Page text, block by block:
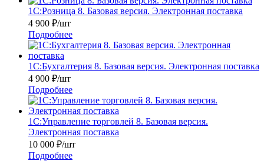
1С:Розница 8. Базовая версия. Электронная поставка
4 900 ₽/шт
Подробнее
1С:Бухгалтерия 8. Базовая версия. Электронная поставка
4 900 ₽/шт
Подробнее
1С:Управление торговлей 8. Базовая версия.
Электронная поставка
10 000 ₽/шт
Подробнее